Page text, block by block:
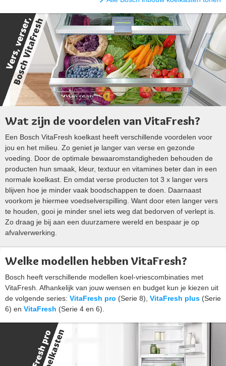
Wat zijn de voordelen van VitaFresh?
Een Bosch VitaFresh koelkast heeft verschillende voordelen voor
jou en het milieu. Zo geniet je langer van verse en gezonde
voeding. Door de optimale bewaaromstandigheden behouden de
producten hun smaak, kleur, textuur en vitamines beter dan in een
normale koelkast. En omdat verse producten tot 3 x langer vers
blijven hoe je minder vaak boodschappen te doen. Daarnaast
voorkom je hiermee voedselverspilling. Want door eten langer vers
te houden, gooi je minder snel iets weg dat bedorven of verlept is.
Zo draag je bij aan een duurzamere wereld en bespaar je op
afvalverwerking.
Welke modellen hebben VitaFresh?
Bosch heeft verschillende modellen koel-vriescombinaties met
VitaFresh. Afhankelijk van jouw wensen en budget kun je kiezen uit
de volgende series: VitaFresh pro (Serie 8), VitaFresh plus (Serie
6) en VitaFresh (Serie 4 en 6).